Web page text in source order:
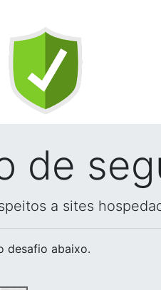
de
a sites
desafio abaixo.